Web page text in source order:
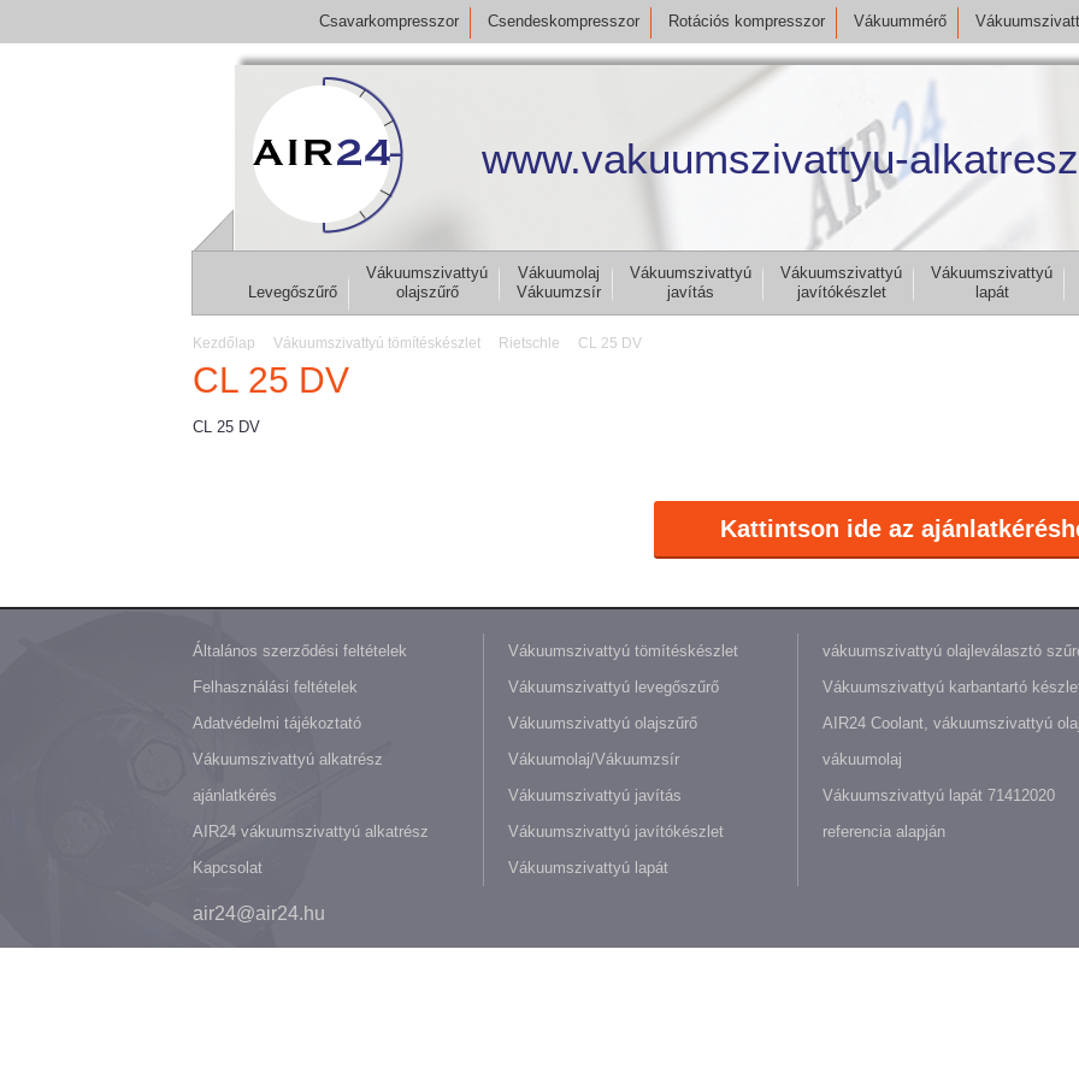
Csavarkompresszor Csendeskompresszor Rotációs kompresszor Vákuummérő
www.vakuumszivattyu-
Levegőszűrő
Vákuumszivattyú
olajszűrő
Vákuumolaj
Vákuumzsír
Vákuumszivattyú
javítás
Vákuumszivattyú
javítókészlet
Vákuumszivattyú
lapát
Kezdőlap Vákuumszivattyú tömítéskészlet Rietschle CL 25 DV
CL 25 DV
CL 25 DV
Kattintson ide az
Általános szerződési feltételek
Felhasználási feltételek
Adatvédelmi tájékoztató
Vákuumszivattyú alkatrész
ajánlatkérés
AIR24 vákuumszivattyú alkatrész
Kapcsolat
Vákuumszivattyú tömítéskészlet
Vákuumszivattyú levegőszűrő
Vákuumszivattyú olajszűrő
Vákuumolaj/Vákuumzsír
Vákuumszivattyú javítás
Vákuumszivattyú javítókészlet
Vákuumszivattyú lapát
vákuumszivattyú olajleválasztó
Vákuumszivattyú karbantartó
AIR24 Coolant, vákuumszivattyú
vákuumolaj
Vákuumszivattyú lapát 71412020
referencia alapján
air24@air24.hu